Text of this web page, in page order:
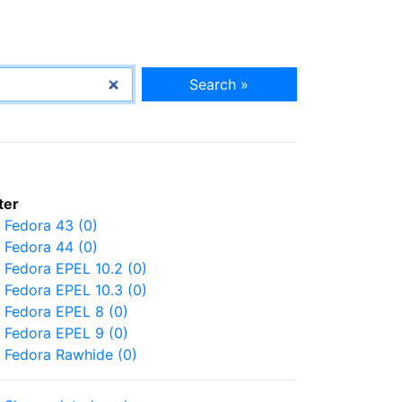
Search »
Fedora 43 (0)
Fedora 44 (0)
Fedora EPEL 10.2 (0)
Fedora EPEL 10.3 (0)
Fedora EPEL 8 (0)
Fedora EPEL 9 (0)
Fedora Rawhide (0)